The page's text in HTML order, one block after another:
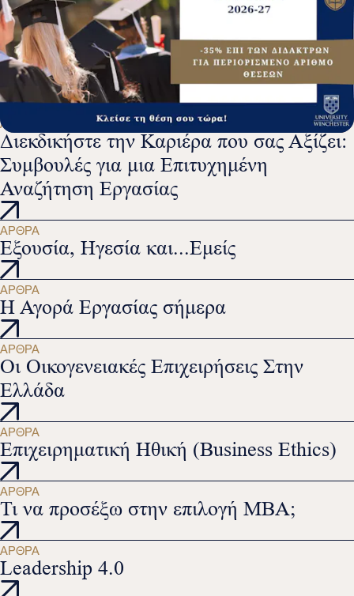
ΆΡΘΡΑ
Διεκδικήστε την Καριέρα που σας Αξίζει:
Συμβουλές για μια Επιτυχημένη
Αναζήτηση Εργασίας
ΆΡΘΡΑ
Εξουσία, Ηγεσία και...Εμείς
ΆΡΘΡΑ
Η Αγορά Εργασίας σήμερα
ΆΡΘΡΑ
Οι Οικογενειακές Επιχειρήσεις Στην
Ελλάδα
ΆΡΘΡΑ
Επιχειρηματική Ηθική (Business Ethics)
ΆΡΘΡΑ
Τι να προσέξω στην επιλογή ΜΒΑ;
ΆΡΘΡΑ
Leadership 4.0